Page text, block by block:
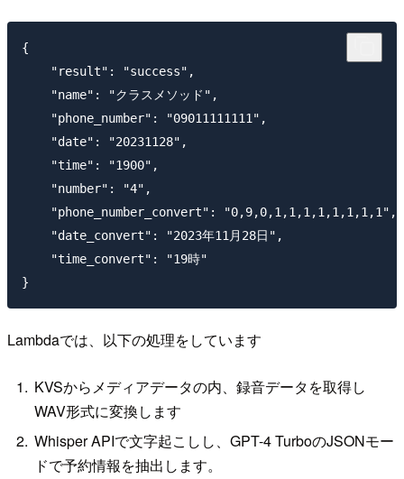
{
    "result": "success",
    "name": "クラスメソッド",
    "phone_number": "09011111111",
    "date": "20231128",
    "time": "1900",
    "number": "4",
    "phone_number_convert": "0,9,0,1,1,1,1,1,1,1,1",
    "date_convert": "2023年11月28日",
    "time_convert": "19時"
Lambdaでは、以下の処理をしています
KVSからメディアデータの内、録音データを取得し
WAV形式に変換します
Whisper APIで文字起こしし、GPT-4 TurboのJSONモー
ドで予約情報を抽出します。